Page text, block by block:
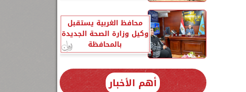
محافظ الغربية يستقبل
وكيل وزارة الصحة الجديدة
بالمحافظة
أهم الأخبار